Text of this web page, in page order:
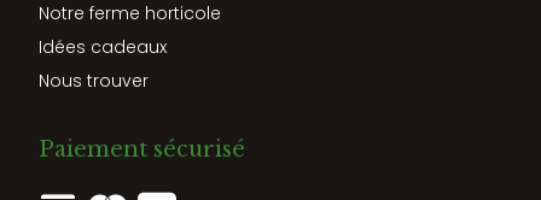
Notre ferme horticole
Idées cadeaux
Nous trouver
Paiement sécurisé